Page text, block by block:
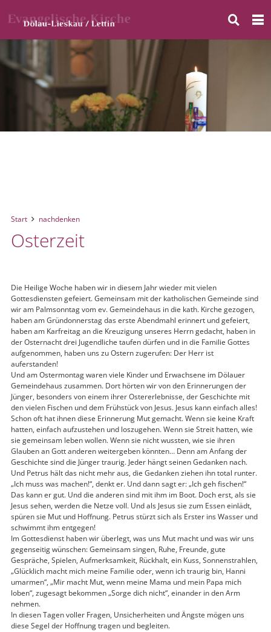
Start nachdenken
Osterzeit
Die Heilige Woche haben wir in diesem Jahr wieder mit vielen
Gottesdiensten gefeiert. Gemeinsam mit der katholischen Gemeinde sind
wir am Palmsonntag vom ev. Gemeindehaus in die kath. Kirche gezogen,
haben am Gründonnerstag das erste Abendmahl erinnert und gefeiert,
haben am Karfreitag an die Kreuzigung unseres Herrn gedacht, haben in
der Osternacht drei Jugendliche taufen dürfen und in die Familie Gottes
aufgenommen, haben uns zu Ostern zugerufen: Der Herr ist
auferstanden!
Und am Ostermontag waren viele Kinder und Erwachsene im Dölauer
Gemeindehaus zusammen. Dort hörten wir von den Erinnerungen der
Jünger, besonders von einem ihrer Oster­erlebnisse, der Geschichte mit
den vielen Fischen und dem Frühstück von Jesus. Jesus kann einfach alles!
Schon oft hat ihnen diese Erinnerung Mut gemacht. Wenn sie keine Kraft
hatten, einfach aufzustehen und loszugehen. Wenn sie Streit hatten, wie
sie gemeinsam leben wollen. Wenn sie nicht wussten, wie sie ihren
Glauben an Gott anderen weitergeben könnten… Denn am Anfang der
Geschichte sind die Jünger traurig. Jeder hängt seinen Gedanken nach.
Und Petrus hält das nicht mehr aus, die Gedanken ziehen ihn total runter.
„Ich muss was machen!“, denkt er. Und dann sagt er: „Ich geh fischen!“
Das kann er gut. Und die anderen sind mit ihm im Boot. Doch erst, als sie
Jesus sehen, werden die Netze voll. Und als Jesus sie zum Essen einlädt,
spüren sie Mut und Hoffnung. Petrus stürzt sich als Erster ins Wasser und
schwimmt ihm entgegen!
Im Gottesdienst haben wir überlegt, was uns Mut macht und was wir uns
gegenseitig wünschen: Gemeinsam singen, Ruhe, Freunde, gute
Gespräche, Spielen, Aufmerksamkeit, Rückhalt, ein Kuss, Sonnenstrahlen,
„Glücklich macht mich meine Familie oder, wenn ich traurig bin, Hanni
umarmen“, „Mir macht Mut, wenn meine Mama und mein Papa mich
loben“, zugesagt bekommen „Sorge dich nicht“, einander in den Arm
nehmen.
In diesen Tagen voller Fragen, Unsicherheiten und Ängste mögen uns
diese Segel der Hoffnung tragen und begleiten.